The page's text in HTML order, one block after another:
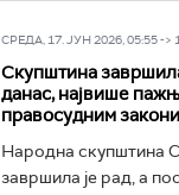
СРЕДА, 17. ЈУН 2026, 05:55 ->
Скупштина
данас, највише
правосудним
Народна скупштина
завршила је рад, а